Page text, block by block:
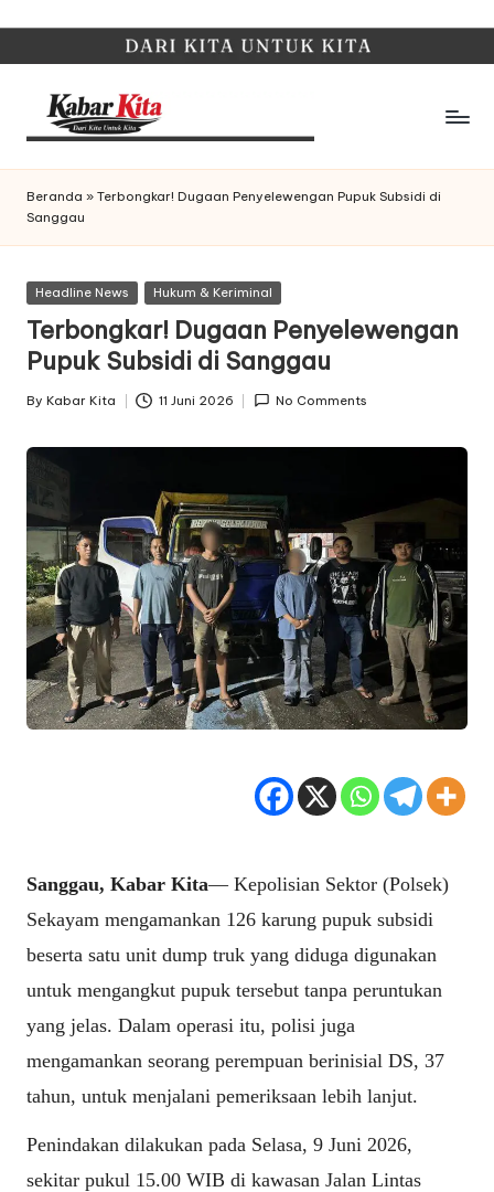
content
K
a
b
a
r
K
it
Beranda » Terbongkar! Dugaan Penyelewengan Pupuk Subsidi di
Sanggau
Posted
Headline News Hukum & Keriminal
Terbongkar! Dugaan Penyelewengan
Pupuk Subsidi di Sanggau
Posted
By Kabar Kita 11 Juni 2026 No Comments
Sanggau, Kabar Kita— Kepolisian Sektor (Polsek)
Sekayam mengamankan 126 karung pupuk subsidi
beserta satu unit dump truk yang diduga digunakan
untuk mengangkut pupuk tersebut tanpa peruntukan
yang jelas. Dalam operasi itu, polisi juga
mengamankan seorang perempuan berinisial DS, 37
tahun, untuk menjalani pemeriksaan lebih lanjut.
Penindakan dilakukan pada Selasa, 9 Juni 2026,
sekitar pukul 15.00 WIB di kawasan Jalan Lintas